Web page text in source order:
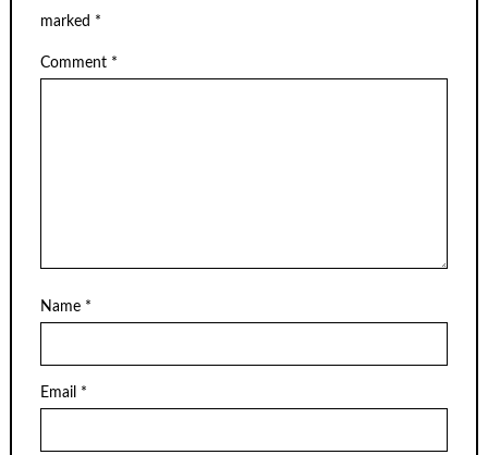
marked *
Comment *
Name *
Email *